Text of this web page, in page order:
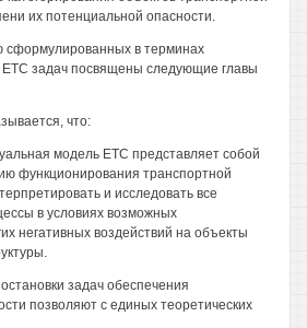
их потенциальной опасности.
сформулированных в терминах
задач посвящены следующие главы
что:
модель ETC представляет собой
функционирования транспортной
и исследовать все
в условиях возможных
негативных воздействий на объекты
задач обеспечения
позволяют с единых теоретических